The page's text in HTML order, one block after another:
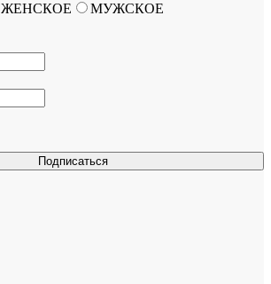
Подписаться
ЖЕНСКОЕ МУЖСКОЕ